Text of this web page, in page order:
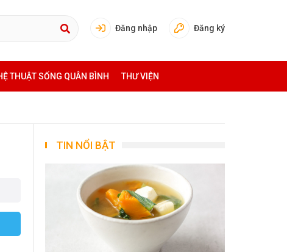
Đăng nhập Đăng ký
THUẬT SỐNG QUÂN BÌNH THƯ VIỆN
TIN NỔI BẬT